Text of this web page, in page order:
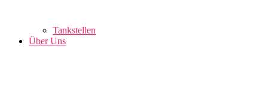
Tankstellen
Über Uns